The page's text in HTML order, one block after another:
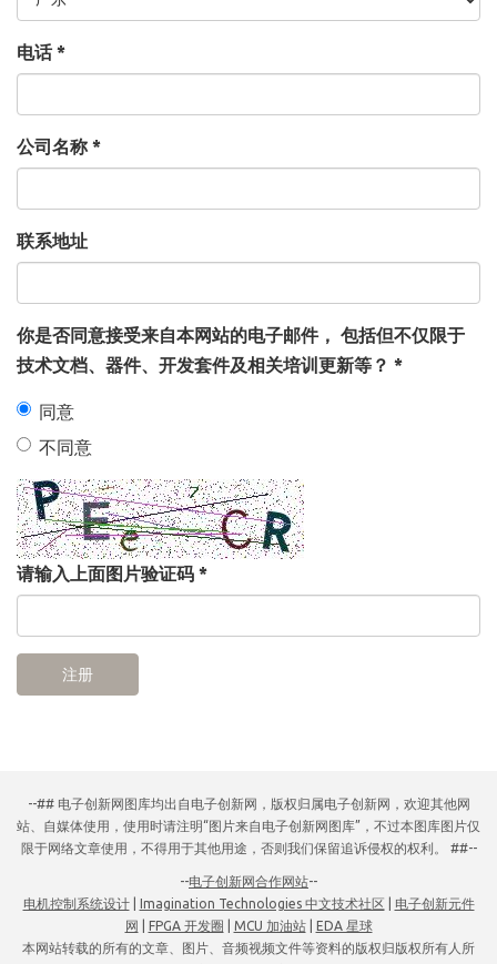
电话*
公司名称 *
联系地址
你是否同意接受来自本网站的电子邮件， 包括但不仅限于
技术文档、器件、开发套件及相关培训更新等？ *
同意
不同意
请输入上面图片验证码 *
注册
--## 电子创新网图库均出自电子创新网，版权归属电子创新网，欢迎其他网
站、自媒体使用，使用时请注明“图片来自电子创新网图库”，不过本图库图片仅
限于网络文章使用，不得用于其他用途，否则我们保留追诉侵权的权利。 ##--
--电子创新网合作网站--
电机控制系统设计| Imagination Technologies 中文技术社区
电子创新元件
网
FPGA 开发圈 MCU 加油站| EDA 星球
本网站转载的所有的文章、图片、音频视频文件等资料的版权归版权所有人所